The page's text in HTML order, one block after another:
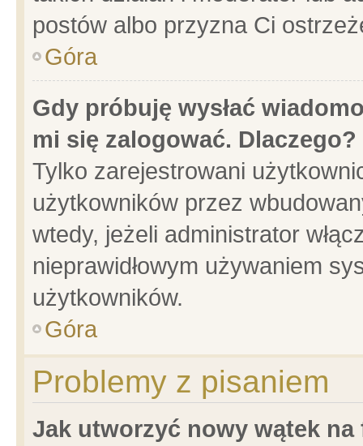
postów albo przyzna Ci
Góra
Gdy próbuję wysłać
mi się zalogować. Dlaczego?
Tylko zarejestrowani
użytkowników przez
wtedy, jeżeli administrator
nieprawidłowym używaniem
użytkowników.
Góra
Problemy z pisaniem
Jak utworzyć nowy wątek na